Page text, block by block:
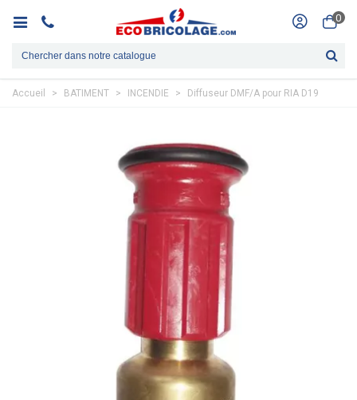
0
Accueil > BATIMENT > INCENDIE > Diffuseur DMF/A pour RIA D19